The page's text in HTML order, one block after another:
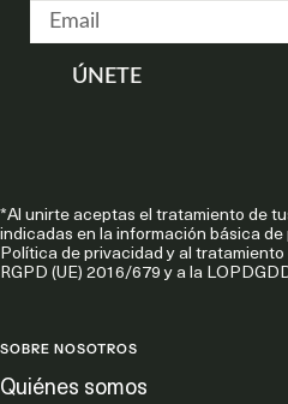
ÚNETE
*Al unirte aceptas el tratamiento de
indicadas en la información básica
Política de privacidad y al
RGPD (UE) 2016/679 y a la
SOBRE NOSOTROS
Quiénes somos